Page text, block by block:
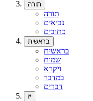
תורה
תורה
נביאים
כתובים
בראשית
בראשית
שמות
ויקרא
במדבר
דברים
יז